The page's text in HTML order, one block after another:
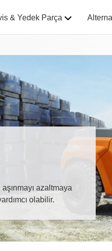
& Yedek Parça
azaltmaya
olabilir.